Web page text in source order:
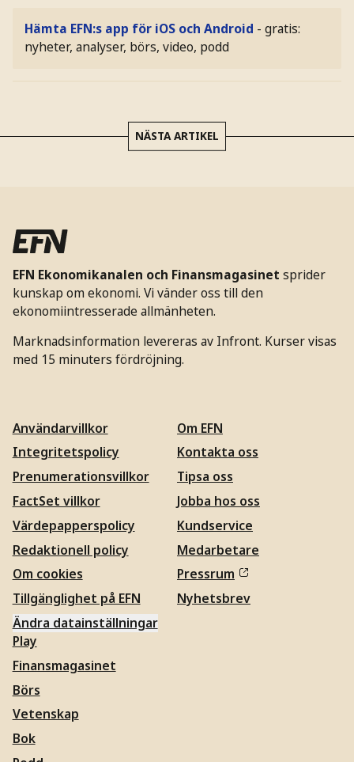
Hämta EFN:s app för iOS och Android - gratis:
nyheter, analyser, börs, video, podd
NÄSTA ARTIKEL
EFN Ekonomikanalen och Finansmagasinet sprider
kunskap om ekonomi. Vi vänder oss till den
ekonomiintresserade allmänheten.
Marknadsinformation levereras av Infront. Kurser visas
med 15 minuters fördröjning.
Användarvillkor
Integritetspolicy
Prenumerationsvillkor
FactSet villkor
Värdepapperspolicy
Redaktionell policy
Om cookies
Tillgänglighet på EFN
Ändra datainställningar
Om EFN
Kontakta oss
Tipsa oss
Jobba hos oss
Kundservice
Medarbetare
Pressrum
Nyhetsbrev
Play
Finansmagasinet
Börs
Vetenskap
Bok